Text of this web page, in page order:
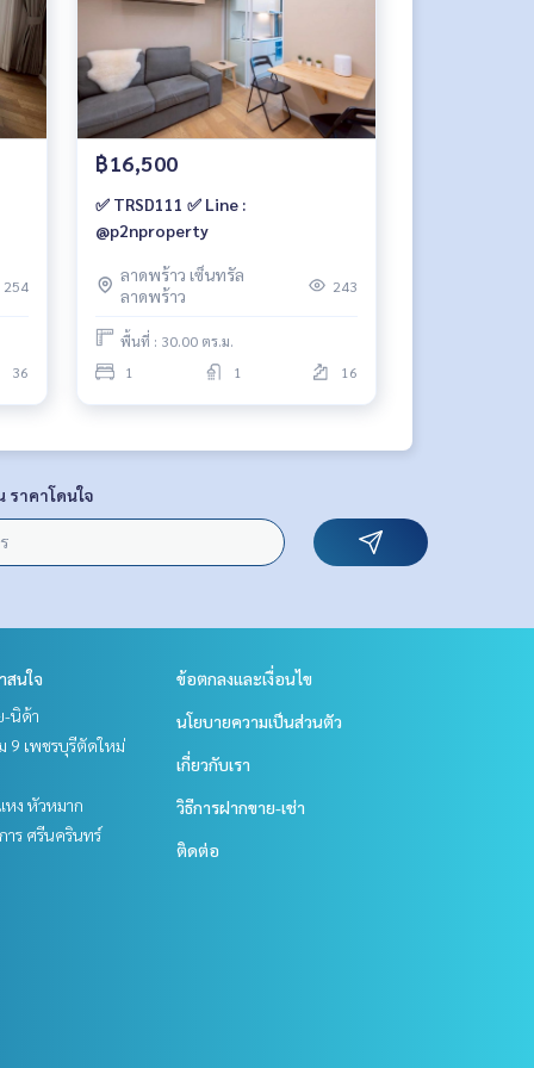
254
36
฿16,500
✅ TRSD111 ✅ Line :
@p2nproperty
ลาดพร้าว เซ็นทรัล
ลาดพร้าว
243
พื้นที่ : 30.00 ตร.ม.
1
1 16
ราคาโดนใจ
สนใจ
-นิด้า
9 เพชรบุรีตัดใหม่
หง หัวหมาก
ร ศรีนครินทร์
ข้อตกลงและเงื่อนไข
นโยบายความเป็นส่วนตัว
เกี่ยวกับเรา
วิธีการฝากขาย-เช่า
ติดต่อ